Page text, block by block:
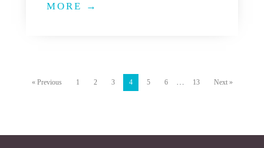
MORE →
« Previous 1 2 3 4 5 6 … 13 Next »